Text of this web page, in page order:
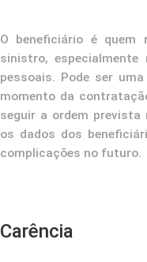
O beneficiário é quem
sinistro,
pessoais. Pode ser
momento da
seguir a ordem
os dados dos
complicações no futuro.
Carência